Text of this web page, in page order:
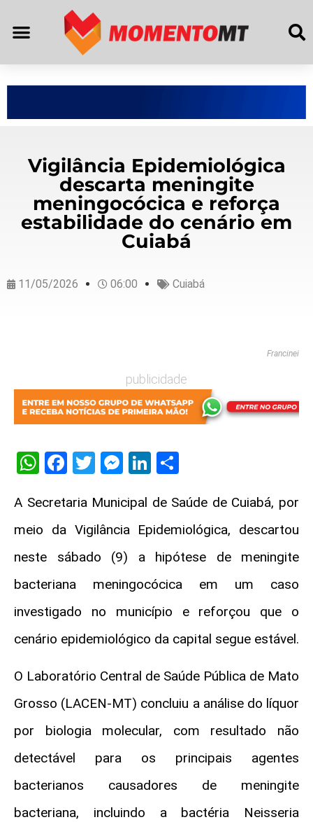
Vigilância Epidemiológica
descarta meningite
meningocócica e reforça
estabilidade do cenário em
Cuiabá
11/05/2026 06:00 Cuiabá
Francinei
publicidade
WhatsApp
Facebook
Twitter
Messenger
LinkedIn
A Secretaria Municipal de Saúde de Cuiabá, por
meio da Vigilância Epidemiológica, descartou
neste sábado (9) a hipótese de meningite
bacteriana meningocócica em um caso
investigado no município e reforçou que o
cenário epidemiológico da capital segue estável.
O Laboratório Central de Saúde Pública de Mato
Grosso (LACEN-MT) concluiu a análise do líquor
por biologia molecular, com resultado não
detectável para os principais agentes
bacterianos causadores de meningite
bacteriana, incluindo a bactéria Neisseria